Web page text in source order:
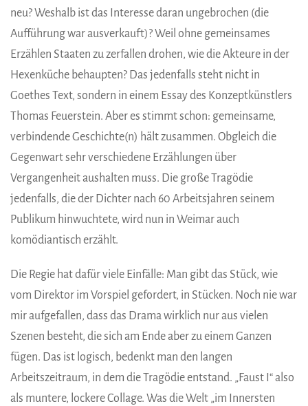
neu? Weshalb ist das Interesse daran ungebrochen (die
Aufführung war ausverkauft)? Weil ohne gemeinsames
Erzählen Staaten zu zerfallen drohen, wie die Akteure in der
Hexenküche behaupten? Das jedenfalls steht nicht in
Goethes Text, sondern in einem Essay des Konzeptkünstlers
Thomas Feuerstein. Aber es stimmt schon: gemeinsame,
verbindende Geschichte(n) hält zusammen. Obgleich die
Gegenwart sehr verschiedene Erzählungen über
Vergangenheit aushalten muss. Die große Tragödie
jedenfalls, die der Dichter nach 60 Arbeitsjahren seinem
Publikum hinwuchtete, wird nun in Weimar auch
komödiantisch erzählt.
Die Regie hat dafür viele Einfälle: Man gibt das Stück, wie
vom Direktor im Vorspiel gefordert, in Stücken. Noch nie war
mir aufgefallen, dass das Drama wirklich nur aus vielen
Szenen besteht, die sich am Ende aber zu einem Ganzen
fügen. Das ist logisch, bedenkt man den langen
Arbeitszeitraum, in dem die Tragödie entstand. „Faust I“ also
als muntere, lockere Collage. Was die Welt „im Innersten